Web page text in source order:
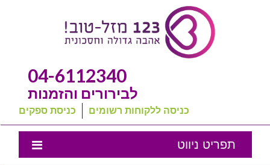
04-6112340
לבירורים והזמנות
כניסת ספקים כניסה ללקוחות רשומים
תפריט ניווט